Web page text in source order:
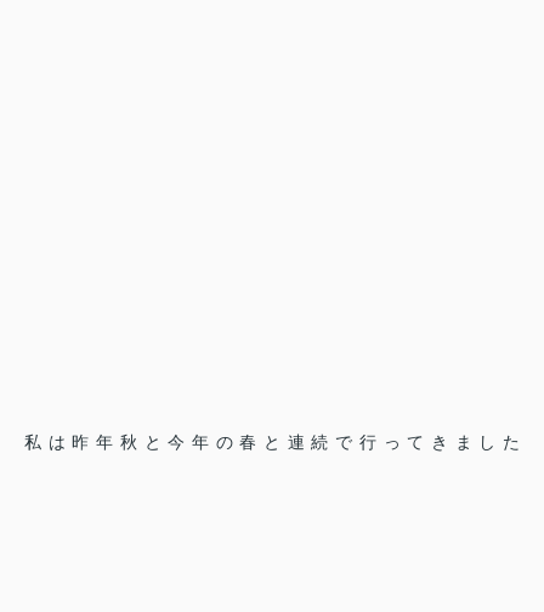
私は昨年秋と今年の春と連続で行ってきました